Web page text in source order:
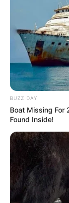
BUZZ DAY
Boat Missing For
Found Inside!